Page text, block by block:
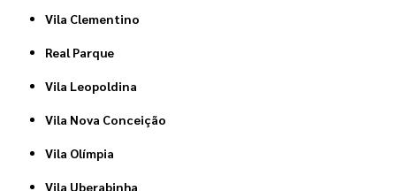
Vila Clementino
Real Parque
Vila Leopoldina
Vila Nova Conceição
Vila Olímpia
Vila Uberabinha